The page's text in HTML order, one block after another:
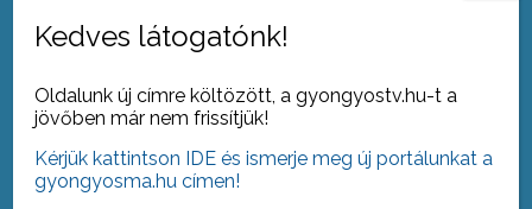
rendkívül nehéz lesz megküzdeni –
vélekedett a polgármester.
A testület arra kéri a kormányt, hogy az
olyan kezdeményezést, amely
veszélyeztetné nemzetünk biztonságát.
Fejlődhet Gyöngyös
Kedves látogatónk!
Oldalunk új címre költözött, a gyongyostv.hu-t a
jövőben már nem frissítjük!
Kérjük kattintson IDE és ismerje meg új portálunkat a
gyongyosma.hu címen!